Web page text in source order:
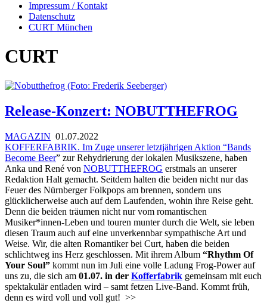
Impressum / Kontakt
Datenschutz
CURT München
CURT
Release-Konzert: NOBUTTHEFROG
MAGAZIN 01.07.2022
KOFFERFABRIK. Im Zuge unserer letztjährigen Aktion “Bands
Become Beer” zur Rehydrierung der lokalen Musikszene, haben
Anka und René von NOBUTTHEFROG erstmals an unserer
Redaktion Halt gemacht. Seitdem halten die beiden nicht nur das
Feuer des Nürnberger Folkpops am brennen, sondern uns
glücklicherweise auch auf dem Laufenden, wohin ihre Reise geht.
Denn die beiden träumen nicht nur vom romantischen
Musiker*innen-Leben und touren munter durch die Welt, sie leben
diesen Traum auch auf eine unverkennbar sympathische Art und
Weise. Wir, die alten Romantiker bei Curt, haben die beiden
schlichtweg ins Herz geschlossen. Mit ihrem Album “Rhythm Of
Your Soul” kommt nun im Juli eine volle Ladung Frog-Power auf
uns zu, die sich am 01.07. in der Kofferfabrik gemeinsam mit euch
spektakulär entladen wird – samt fetzen Live-Band. Kommt früh,
denn es wird voll und voll gut! >>